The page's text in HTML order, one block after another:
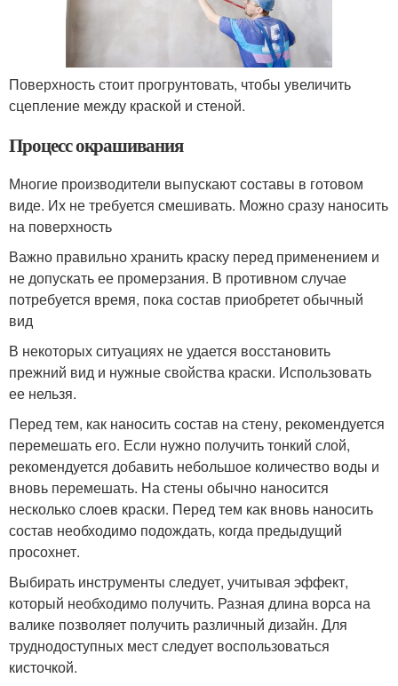
Поверхность стоит прогрунтовать, чтобы увеличить
сцепление между краской и стеной.
Процесс окрашивания
Многие производители выпускают составы в готовом
виде. Их не требуется смешивать. Можно сразу наносить
на поверхность
Важно правильно хранить краску перед применением и
не допускать ее промерзания. В противном случае
потребуется время, пока состав приобретет обычный
вид
В некоторых ситуациях не удается восстановить
прежний вид и нужные свойства краски. Использовать
ее нельзя.
Перед тем, как наносить состав на стену, рекомендуется
перемешать его. Если нужно получить тонкий слой,
рекомендуется добавить небольшое количество воды и
вновь перемешать. На стены обычно наносится
несколько слоев краски. Перед тем как вновь наносить
состав необходимо подождать, когда предыдущий
просохнет.
Выбирать инструменты следует, учитывая эффект,
который необходимо получить. Разная длина ворса на
валике позволяет получить различный дизайн. Для
труднодоступных мест следует воспользоваться
кисточкой.